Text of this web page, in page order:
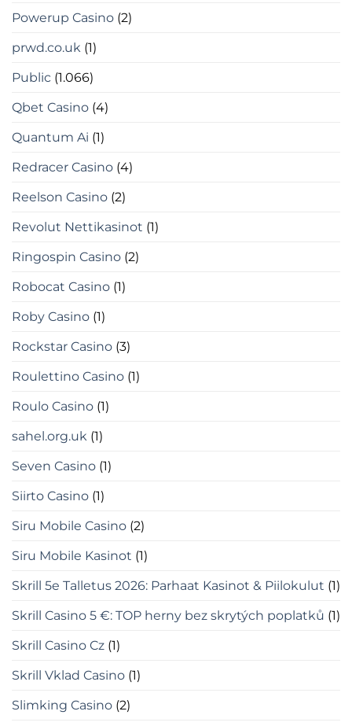
Powerup Casino (2)
prwd.co.uk (1)
Public (1.066)
Qbet Casino (4)
Quantum Ai (1)
Redracer Casino (4)
Reelson Casino (2)
Revolut Nettikasinot (1)
Ringospin Casino (2)
Robocat Casino (1)
Roby Casino (1)
Rockstar Casino (3)
Roulettino Casino (1)
Roulo Casino (1)
sahel.org.uk (1)
Seven Casino (1)
Siirto Casino (1)
Siru Mobile Casino (2)
Siru Mobile Kasinot (1)
Skrill 5e Talletus 2026: Parhaat Kasinot & Piilokulut (1)
Skrill Casino 5 €: TOP herny bez skrytých poplatků (1)
Skrill Casino Cz (1)
Skrill Vklad Casino (1)
Slimking Casino (2)